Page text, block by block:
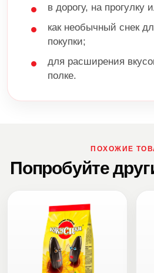
в дорогу, на прогулку
как необычный снек
покупки;
для расширения
полке.
ПОХОЖИЕ
Попробуйте